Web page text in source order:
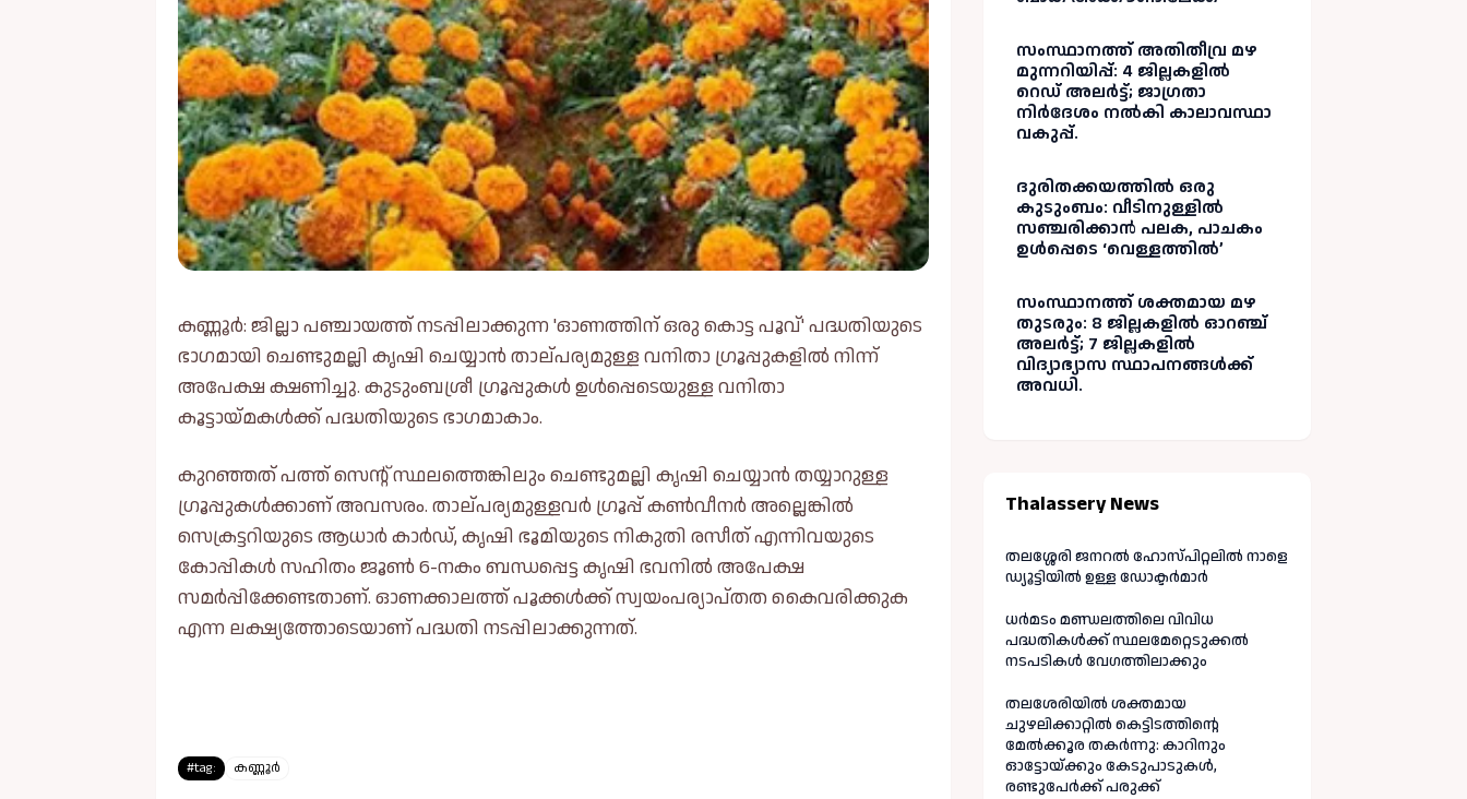
കണ്ണൂർ: ജില്ലാ പഞ്ചായത്ത് നടപ്പിലാക്കുന്ന 'ഓണത്തിന് ഒരു കൊട്ട പൂവ്' പദ്ധതിയുടെ
ഭാഗമായി ചെണ്ടുമല്ലി കൃഷി ചെയ്യാൻ താല്പര്യമുള്ള വനിതാ ഗ്രൂപ്പുകളിൽ നിന്ന്
അപേക്ഷ ക്ഷണിച്ചു. കുടുംബശ്രീ ഗ്രൂപ്പുകൾ ഉൾപ്പെടെയുള്ള വനിതാ
കൂട്ടായ്മകൾക്ക് പദ്ധതിയുടെ ഭാഗമാകാം.
കുറഞ്ഞത് പത്ത് സെന്റ് സ്ഥലത്തെങ്കിലും ചെണ്ടുമല്ലി കൃഷി ചെയ്യാൻ തയ്യാറുള്ള
ഗ്രൂപ്പുകൾക്കാണ് അവസരം. താല്പര്യമുള്ളവർ ഗ്രൂപ്പ് കൺവീനർ അല്ലെങ്കിൽ
സെക്രട്ടറിയുടെ ആധാർ കാർഡ്, കൃഷി ഭൂമിയുടെ നികുതി രസീത് എന്നിവയുടെ
കോപ്പികൾ സഹിതം ജൂൺ 6-നകം ബന്ധപ്പെട്ട കൃഷി ഭവനിൽ അപേക്ഷ
സമർപ്പിക്കേണ്ടതാണ്. ഓണക്കാലത്ത് പൂക്കൾക്ക് സ്വയംപര്യാപ്തത കൈവരിക്കുക
എന്ന ലക്ഷ്യത്തോടെയാണ് പദ്ധതി നടപ്പിലാക്കുന്നത്.
#tag: കണ്ണൂർ
സംസ്ഥാനത്ത് അതിതീവ്ര മഴ
മുന്നറിയിപ്പ്: 4 ജില്ലകളിൽ
റെഡ് അലർട്ട്; ജാഗ്രതാ
നിർദേശം നൽകി കാലാവസ്ഥാ
വകുപ്പ്.
ദുരിതക്കയത്തിൽ ഒരു
കുടുംബം: വീടിനുള്ളിൽ
സഞ്ചരിക്കാൻ പലക, പാചകം
ഉൾപ്പെടെ ‘വെള്ളത്തിൽ’
സംസ്ഥാനത്ത് ശക്തമായ മഴ
തുടരും: 8 ജില്ലകളിൽ ഓറഞ്ച്
അലർട്ട്; 7 ജില്ലകളിൽ
വിദ്യാഭ്യാസ സ്ഥാപനങ്ങൾക്ക്
അവധി.
Thalassery News
തലശ്ശേരി ജനറൽ ഹോസ്പിറ്റലിൽ നാളെ
ഡ്യൂട്ടിയിൽ ഉള്ള ഡോക്ടർമാർ
ധർമടം മണ്ഡലത്തിലെ വിവിധ
പദ്ധതികൾക്ക് സ്ഥലമേറ്റെടുക്കൽ
നടപടികൾ വേഗത്തിലാക്കും
തലശേരിയിൽ ശക്തമായ
ചുഴലിക്കാറ്റിൽ കെട്ടിടത്തിന്റെ
മേൽക്കൂര തകർന്നു: കാറിനും
ഓട്ടോയ്ക്കും കേടുപാടുകൾ,
രണ്ടുപേർക്ക് പരുക്ക്